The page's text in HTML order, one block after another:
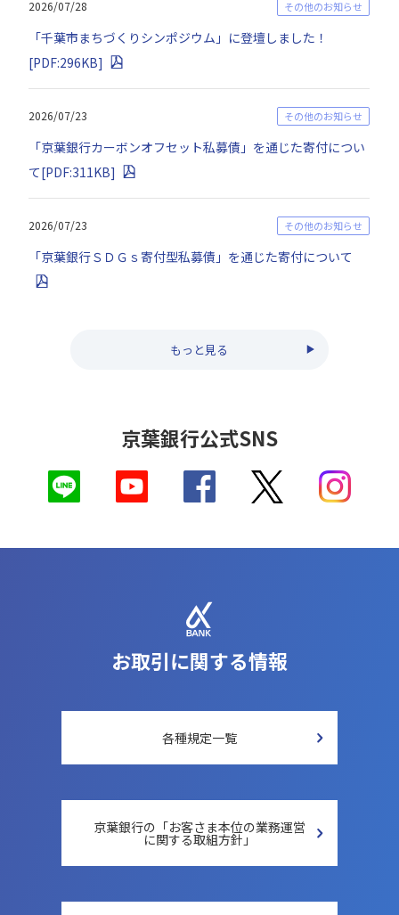
2026/07/28 その他のお知らせ
「千葉市まちづくりシンポジウム」に登壇しました！
[PDF:296KB]
2026/07/23 その他のお知らせ
「京葉銀行カーボンオフセット私募債」を通じた寄付につい
て[PDF:311KB]
2026/07/23 その他のお知らせ
「京葉銀行ＳＤＧｓ寄付型私募債」を通じた寄付について
もっと見る
京葉銀行公式SNS
お取引に関する情報
各種規定一覧
京葉銀行の「お客さま本位の業務運営
に関する取組方針」